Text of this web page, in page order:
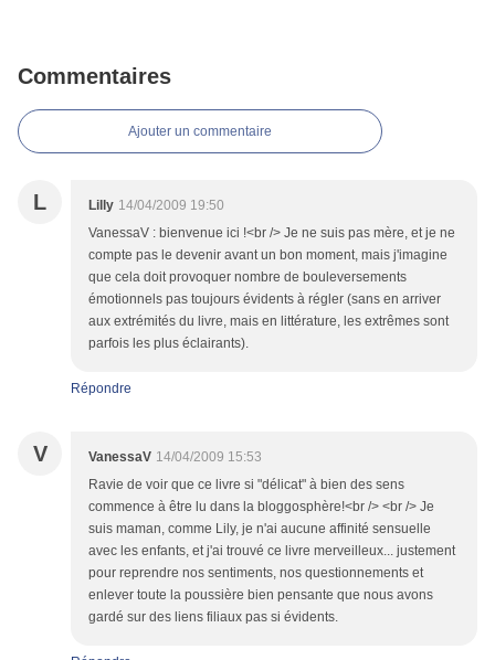
Commentaires
Ajouter un commentaire
L Lilly 14/04/2009 19:50
VanessaV : bienvenue ici !<br /> Je ne suis pas mère, et je ne
compte pas le devenir avant un bon moment, mais j'imagine
que cela doit provoquer nombre de bouleversements
émotionnels pas toujours évidents à régler (sans en arriver
aux extrémités du livre, mais en littérature, les extrêmes sont
parfois les plus éclairants).
Répondre
V VanessaV 14/04/2009 15:53
Ravie de voir que ce livre si "délicat" à bien des sens
commence à être lu dans la bloggosphère!<br /> <br /> Je
suis maman, comme Lily, je n'ai aucune affinité sensuelle
avec les enfants, et j'ai trouvé ce livre merveilleux... justement
pour reprendre nos sentiments, nos questionnements et
enlever toute la poussière bien pensante que nous avons
gardé sur des liens filiaux pas si évidents.